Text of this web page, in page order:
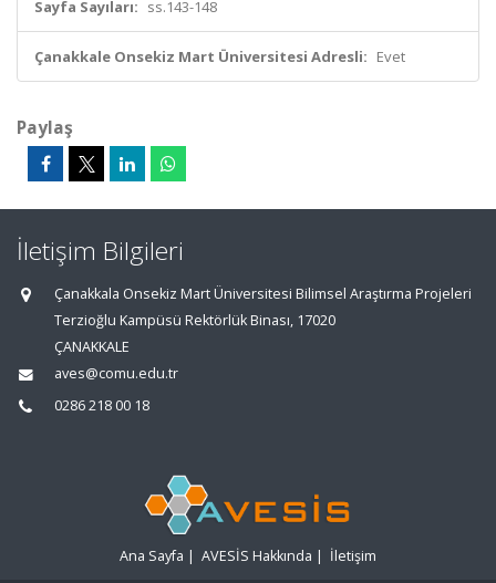
Sayfa Sayıları: ss.143-148
Çanakkale Onsekiz Mart Üniversitesi Adresli: Evet
Paylaş
İletişim Bilgileri
Çanakkala Onsekiz Mart Üniversitesi Bilimsel Araştırma Projeleri
Terzioğlu Kampüsü Rektörlük Binası, 17020
ÇANAKKALE
aves@comu.edu.tr
0286 218 00 18
Ana Sayfa | AVESİS Hakkında | İletişim